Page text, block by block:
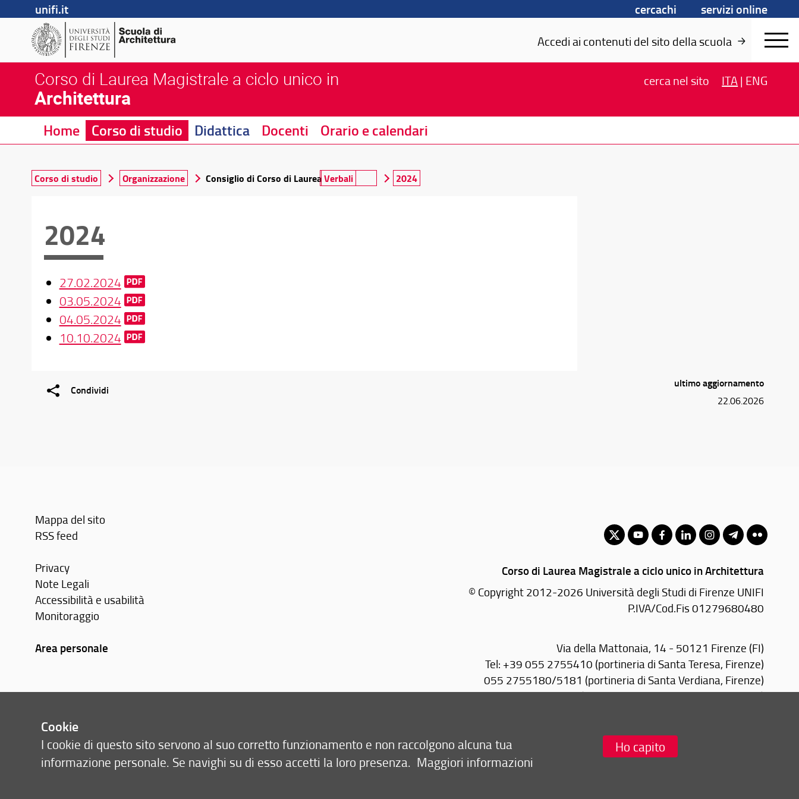
unifi.it cercachi
servizi online
Accedi ai contenuti del sito della scuola
Corso di Laurea Magistrale a ciclo unico in
Architettura
cerca nel sito ITA | ENG
Home Corso di studio Didattica Docenti Orario e calendari
Corso di studio Organizzazione Consiglio di Corso di Laurea Verbali 2024
2024
27.02.2024
03.05.2024
04.05.2024
10.10.2024
Condividi
ultimo aggiornamento
22.06.2026
Mappa del sito
RSS feed
Privacy
Note Legali
Accessibilità e usabilità
Monitoraggio
Area personale
Corso di Laurea Magistrale a ciclo unico in Architettura
© Copyright 2012-2026 Università degli Studi di Firenze UNIFI
P.IVA/Cod.Fis 01279680480
Via della Mattonaia, 14 - 50121 Firenze (FI)
Tel: +39 055 2755410 (portineria di Santa Teresa, Firenze)
055 2755180/5181 (portineria di Santa Verdiana, Firenze)
055 2757079 (portineria Design Campus, Calenzano)
Cookie
I cookie di questo sito servono al suo corretto funzionamento e non raccolgono alcuna tua
informazione personale. Se navighi su di esso accetti la loro presenza. Maggiori informazioni
Ho capito